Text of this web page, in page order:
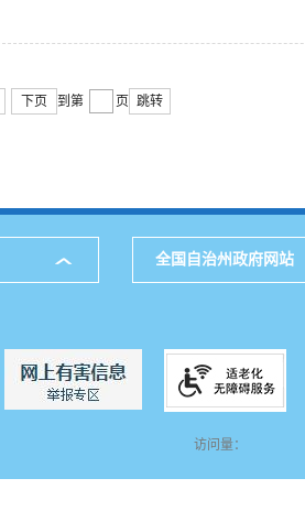
下页 到第 页 跳转
全国自治州政府网站
访问量：